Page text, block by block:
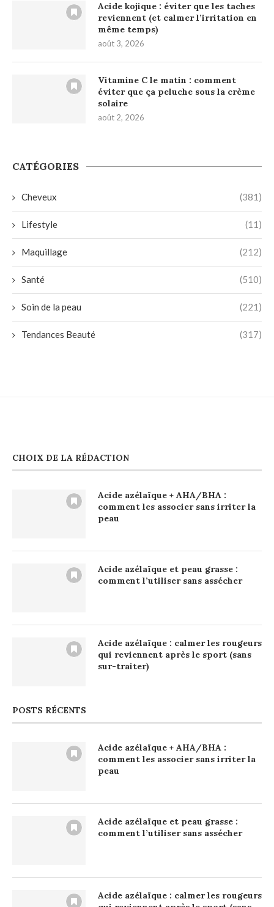
Acide kojique : éviter que les taches
reviennent (et calmer l’irritation en
même temps)
août 3, 2026
Vitamine C le matin : comment
éviter que ça peluche sous la crème
solaire
août 2, 2026
CATÉGORIES
Cheveux (381)
Lifestyle (11)
Maquillage (212)
Santé (510)
Soin de la peau (221)
Tendances Beauté (317)
CHOIX DE LA RÉDACTION
Acide azélaïque + AHA/BHA :
comment les associer sans irriter la
peau
Acide azélaïque et peau grasse :
comment l’utiliser sans assécher
Acide azélaïque : calmer les rougeurs
qui reviennent après le sport (sans
sur-traiter)
POSTS RÉCENTS
Acide azélaïque + AHA/BHA :
comment les associer sans irriter la
peau
Acide azélaïque et peau grasse :
comment l’utiliser sans assécher
Acide azélaïque : calmer les rougeurs